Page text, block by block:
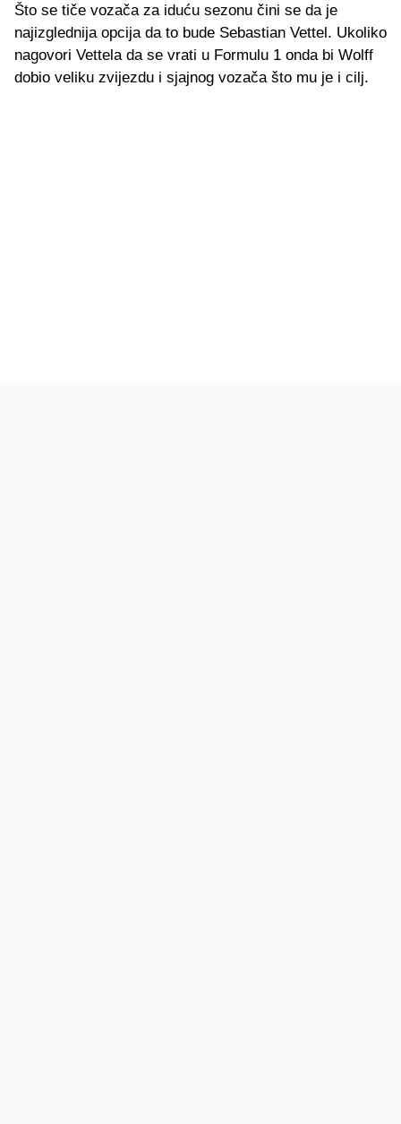
Što se tiče vozača za iduću sezonu čini se da je
najizglednija opcija da to bude Sebastian Vettel. Ukoliko
nagovori Vettela da se vrati u Formulu 1 onda bi Wolff
dobio veliku zvijezdu i sjajnog vozača što mu je i cilj.